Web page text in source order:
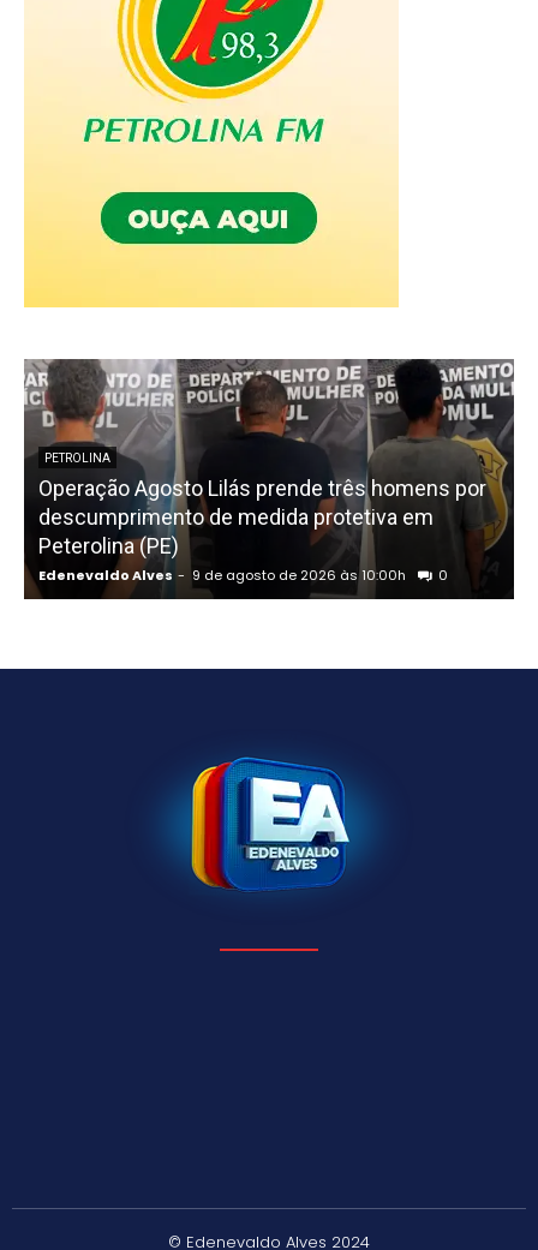
PETROLINA
Operação Agosto Lilás prende três homens por
descumprimento de medida protetiva em
Peterolina (PE)
Edenevaldo Alves - 9 de agosto de 2026 às 10:00h 0
© Edenevaldo Alves 2024